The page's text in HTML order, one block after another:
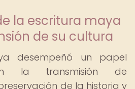
la escritura maya
de su cultura
desempeñó un papel
la transmisión de
de la historia y